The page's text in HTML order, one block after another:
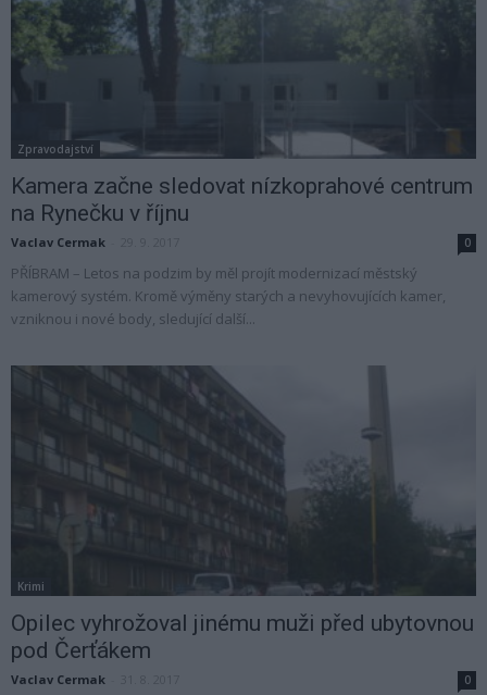
Zpravodajství
Kamera začne sledovat nízkoprahové centrum
na Rynečku v říjnu
Vaclav Cermak 0
PŘÍBRAM – Letos na podzim by měl projít modernizací městský
kamerový systém. Kromě výměny starých a nevyhovujících kamer,
vzniknou i nové body, sledující další...
Krimi
Opilec vyhrožoval jinému muži před ubytovnou
pod Čerťákem
Vaclav Cermak 0